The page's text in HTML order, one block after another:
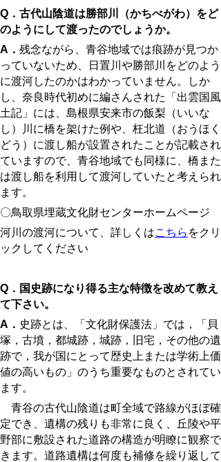
Q．古代山陰道は勝部川（かちべがわ）をど
のようにして渡ったのでしょうか。
A． 残念ながら、青谷地域では痕跡が見つか
っていないため、日置川や勝部川をどのよう
に渡河したのかはわかっていません。しか
し、奈良時代初めに編さんされた「出雲国風
土記」には、島根県安来市の飯梨（いいな
し）川に橋を架けた例や、枉北道（おうほく
どう）に渡し船が設置されたことが記載され
ていますので、青谷地域でも同様に、橋また
は渡し船を利用して渡河していたと考えられ
ます。
〇鳥取県埋蔵文化財センターホームページ
河川の渡河について、詳しくはこちら をクリ
ックしてください
Q．国史跡になり得る主な特徴を改めて教え
て下さい。
A． 史跡とは、「文化財保護法」では，「貝
塚，古墳，都城跡，城跡，旧宅，その他の遺
跡で，我が国にとって歴史上または学術上価
値の高いもの」のうち重要なものとされてい
ます。
青谷の古代山陰道は町全域で路線がほぼ確
定でき、遺構の残りも非常に良く、丘陵や平
野部に敷設された道路の構造が明瞭に観察で
きます。道路遺構は何度も補修を繰り返して